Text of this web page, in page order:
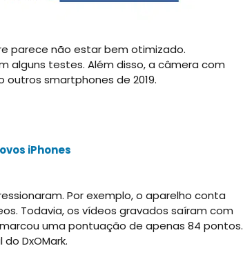
parece não estar bem otimizado.
alguns testes. Além disso, a câmera com
smartphones de 2019.
iPhones
Por exemplo, o aparelho conta
Todavia, os vídeos gravados saíram com
uma pontuação de apenas 84 pontos.
DxOMark.